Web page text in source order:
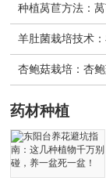
种植莴苣方法：
羊肚菌栽培技术
杏鲍菇栽培：杏
药材种植